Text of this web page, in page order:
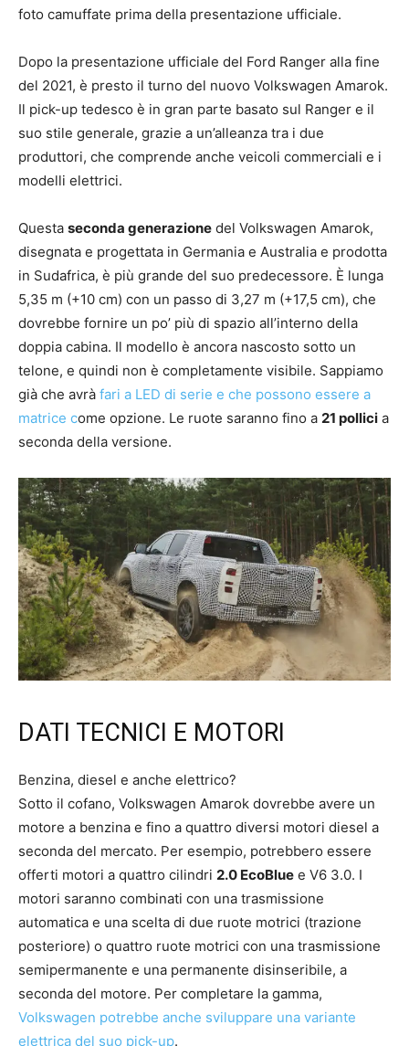
foto camuffate prima della presentazione ufficiale.
Dopo la presentazione ufficiale del Ford Ranger alla fine
del 2021, è presto il turno del nuovo Volkswagen Amarok.
Il pick-up tedesco è in gran parte basato sul Ranger e il
suo stile generale, grazie a un’alleanza tra i due
produttori, che comprende anche veicoli commerciali e i
modelli elettrici.
Questa seconda generazione del Volkswagen Amarok,
disegnata e progettata in Germania e Australia e prodotta
in Sudafrica, è più grande del suo predecessore. È lunga
5,35 m (+10 cm) con un passo di 3,27 m (+17,5 cm), che
dovrebbe fornire un po’ più di spazio all’interno della
doppia cabina. Il modello è ancora nascosto sotto un
telone, e quindi non è completamente visibile. Sappiamo
già che avrà fari a LED di serie e che possono essere a
matrice come opzione. Le ruote saranno fino a 21 pollici a
seconda della versione.
DATI TECNICI E MOTORI
Benzina, diesel e anche elettrico?
Sotto il cofano, Volkswagen Amarok dovrebbe avere un
motore a benzina e fino a quattro diversi motori diesel a
seconda del mercato. Per esempio, potrebbero essere
offerti motori a quattro cilindri 2.0 EcoBlue e V6 3.0. I
motori saranno combinati con una trasmissione
automatica e una scelta di due ruote motrici (trazione
posteriore) o quattro ruote motrici con una trasmissione
semipermanente e una permanente disinseribile, a
seconda del motore. Per completare la gamma,
Volkswagen potrebbe anche sviluppare una variante
elettrica del suo pick-up.